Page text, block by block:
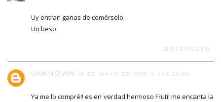
Uy entran ganas de comérselo.
Un beso.
RESPONDER
UNKNOWN 16 DE MAYO DE 2010 A LAS 23:40
Ya me lo compré!! es en verdad hermoso Fruti! me encanta la